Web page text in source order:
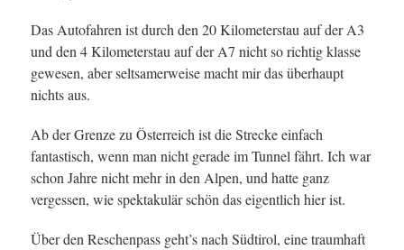
Das Autofahren ist durch den 20 Kilometerstau auf der A3
und den 4 Kilometerstau auf der A7 nicht so richtig klasse
gewesen, aber seltsamerweise macht mir das überhaupt
nichts aus.
Ab der Grenze zu Österreich ist die Strecke einfach
fantastisch, wenn man nicht gerade im Tunnel fährt. Ich war
schon Jahre nicht mehr in den Alpen, und hatte ganz
vergessen, wie spektakulär schön das eigentlich hier ist.
Über den Reschenpass geht’s nach Südtirol, eine traumhaft